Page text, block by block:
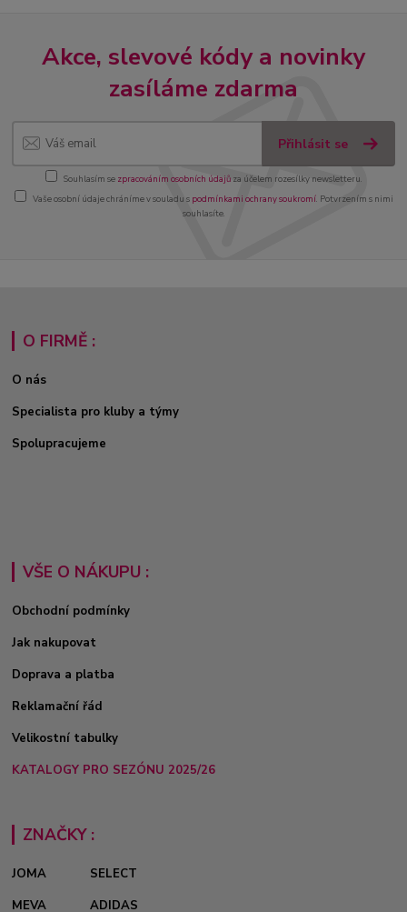
Akce, slevové kódy a novinky
zasíláme zdarma
Přihlásit se
Souhlasím se zpracováním osobních údajůza účelem rozesílky newsletteru.
Vaše osobní údaje chráníme v souladu s podmínkami ochrany soukromí. Potvrzením s nimi
souhlasíte.
O FIRMĚ :
O nás
Specialista pro kluby a týmy
Spolupracujeme
VŠE O NÁKUPU :
Obchodní podmínky
Jak nakupovat
Doprava a platba
Reklamační řád
Velikostní tabulky
KATALOGY PRO SEZÓNU 2025/26
ZNAČKY :
JOMA
SELECT
MEVA
ADIDAS